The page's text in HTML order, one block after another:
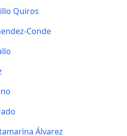
Quiros
Conde
Álvarez